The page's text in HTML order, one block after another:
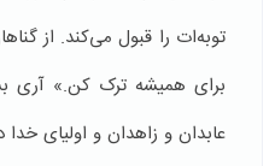
توبه‌ات را قبول مى‌کند. از
براى همیشه ترک کن.» آرى
عابدان و زاهدان و اولیاى